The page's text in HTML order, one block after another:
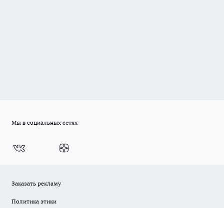
Мы в социальных сетях
Заказать рекламу
Политика этики